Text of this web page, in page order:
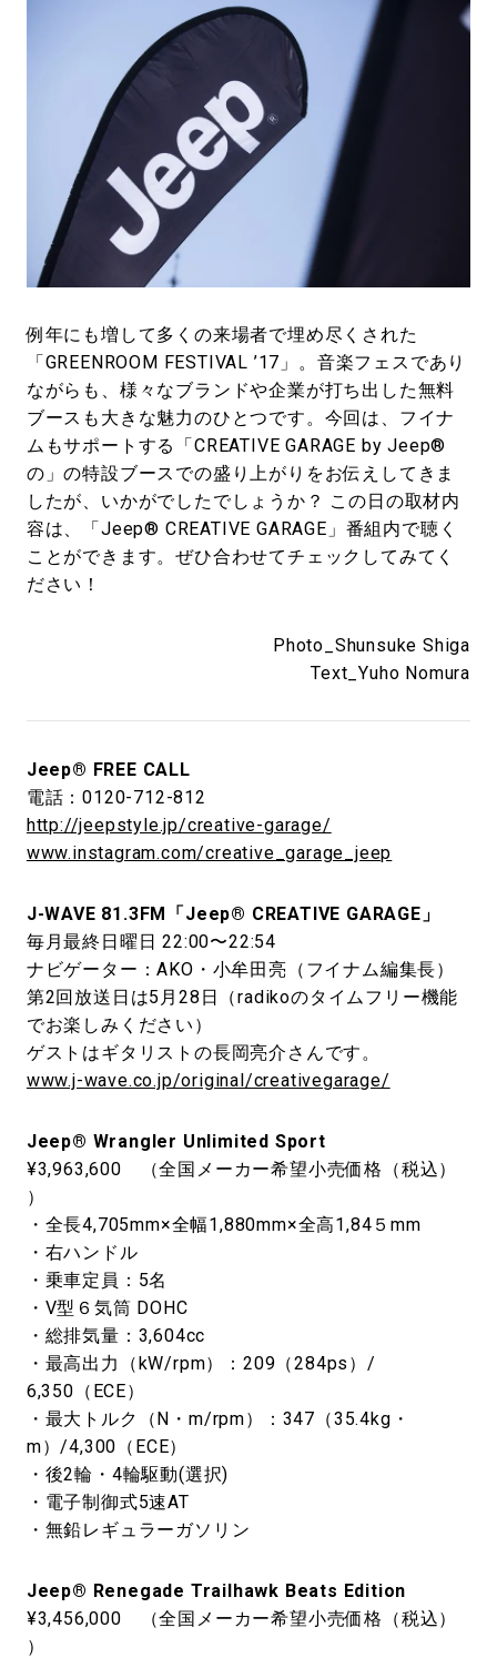
例年にも増して多くの来場者で埋め尽くされた
「GREENROOM FESTIVAL ’17」。音楽フェスであり
ながらも、様々なブランドや企業が打ち出した無料
ブースも大きな魅力のひとつです。今回は、フイナ
ムもサポートする「CREATIVE GARAGE by Jeep®
の」の特設ブースでの盛り上がりをお伝えしてきま
したが、いかがでしたでしょうか？ この日の取材内
容は、「Jeep® CREATIVE GARAGE」番組内で聴く
ことができます。ぜひ合わせてチェックしてみてく
ださい！
Photo_Shunsuke Shiga
Text_Yuho Nomura
Jeep® FREE CALL
電話：0120-712-812
http://jeepstyle.jp/creative-garage/
www.instagram.com/creative_garage_jeep
J-WAVE 81.3FM「Jeep® CREATIVE GARAGE」
毎月最終日曜日 22:00〜22:54
ナビゲーター：AKO・小牟田亮（フイナム編集長）
第2回放送日は5月28日（radikoのタイムフリー機能
でお楽しみください）
ゲストはギタリストの長岡亮介さんです。
www.j-wave.co.jp/original/creativegarage/
Jeep® Wrangler Unlimited Sport
¥3,963,600 （全国メーカー希望小売価格（税込）
）
・全長4,705mm×全幅1,880mm×全高1,84５mm
・右ハンドル
・乗車定員：5名
・V型６気筒 DOHC
・総排気量：3,604cc
・最高出力（kW/rpm）：209（284ps）/
6,350（ECE）
・最大トルク（N・m/rpm）：347（35.4kg・
m）/4,300（ECE）
・後2輪・4輪駆動(選択)
・電子制御式5速AT
・無鉛レギュラーガソリン
Jeep® Renegade Trailhawk Beats Edition
¥3,456,000 （全国メーカー希望小売価格（税込）
）